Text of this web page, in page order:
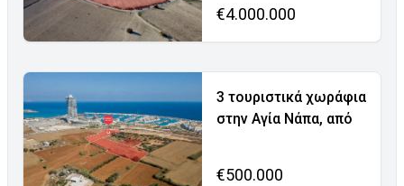
€4.000.000
3 τουριστικά χωράφια
στην Αγία Νάπα, από
€500.000